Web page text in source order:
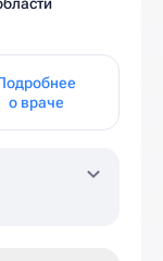
о враче